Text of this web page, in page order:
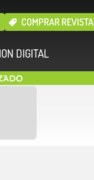
COMPRAR REVISTA
DIGITAL